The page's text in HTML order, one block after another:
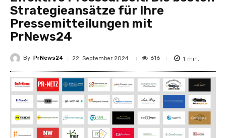
Strategieansätze für Ihre
Pressemitteilungen mit
PrNews24
By PrNews24 22. September 2024 616 1 min.